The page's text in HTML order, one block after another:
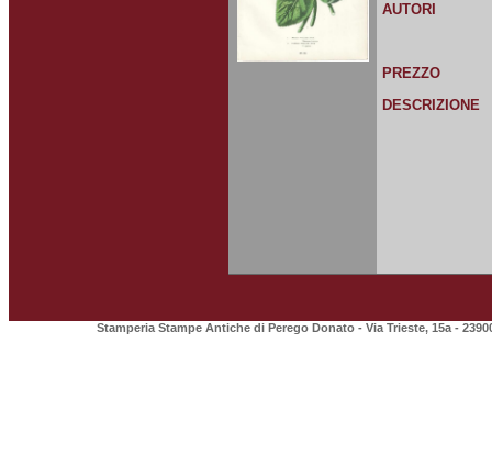
AUTORI
PREZZO
DESCRIZIONE
Stamperia Stampe Antiche di Perego Donato - Via Trieste, 15a -